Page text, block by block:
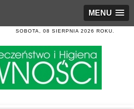
MENU
SOBOTA, 08 SIERPNIA 2026 ROKU.